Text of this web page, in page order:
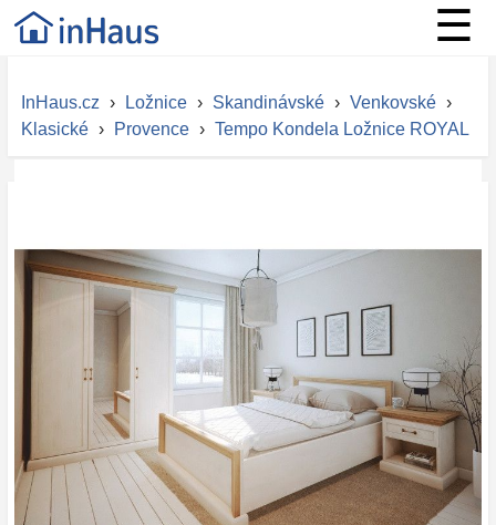
☰
InHaus.cz › Ložnice › Skandinávské › Venkovské ›
Klasické › Provence › Tempo Kondela Ložnice ROYAL